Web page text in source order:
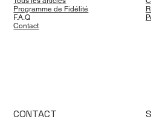
Programme de Fidélité
F.A.Q
Contact
CONTACT